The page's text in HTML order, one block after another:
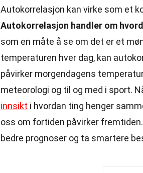
Autokorrelasjon kan virke som et
Autokorrelasjon handler om
som en måte å se om det er et
temperaturen hver dag, kan
påvirker morgendagens
meteorologi og til og med i sport.
innsikt i hvordan ting henger
oss om fortiden påvirker
bedre prognoser og ta smartere